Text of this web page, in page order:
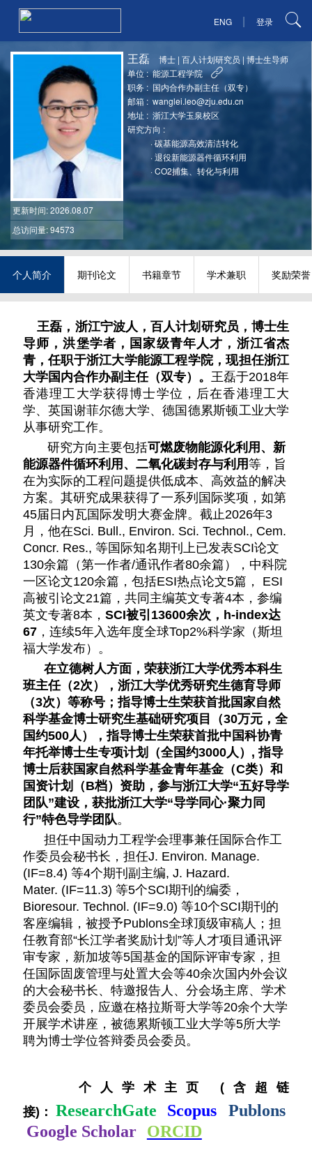
ENG | 登录
更新时间: 2026.08.07
总访问量: 94573
王磊 博士 |百人计划研究员 |博士生导师
单位 : 能源工程学院
职务 : 国内合作办副主任（双专）
邮箱 : wanglei.leo@zju.edu.cn
地址 : 浙江大学玉泉校区
研究方向 :
·碳基能源高效清洁转化
·退役新能源器件循环利用
·CO2捕集、转化与利用
个人简介 期刊论文 书籍章节 学术兼职 奖励荣誉
王磊，浙江宁波人，百人计划研究员，博士生
导师，洪堡学者，国家级青年人才，浙江省杰
青，任职于浙江大学能源工程学院，现担任浙江
大学国内合作办副主任（双专）。 王磊于2018年
香港理工大学获得博士学位，后在香港理工大
学、英国谢菲尔德大学、德国德累斯顿工业大学
从事研究工作。
研究方向主要包括可燃废物能源化利用、新
能源器件循环利用、二氧化碳封存与利用等，旨
在为实际的工程问题提供低成本、高效益的解决
方案。其研究成果获得了一系列国际奖项，如第
45届日内瓦国际发明大赛金牌。截止2026年3
月，他在Sci. Bull., Environ. Sci. Technol., Cem.
Concr. Res., 等国际知名期刊上已发表SCI论文
130余篇（第一作者/通讯作者80余篇），中科院
一区论文120余篇，包括ESI热点论文5篇， ESI
高被引论文21篇，共同主编英文专著4本，参编
英文专著8本， SCI被引13600余次，h-index达
67，连续5年入选年度全球Top2%科学家（斯坦
福大学发布）
。
在立德树人方面，荣获浙江大学优秀本科生
班主任（2次），浙江大学优秀研究生德育导师
（3次）等称号；指导博士生荣获首批国家自然
科学基金博士研究生基础研究项目（30万元，全
国约500人），指导博士生荣获首批中国科协青
年托举博士生专项计划（全国约3000人）, 指导
博士后获国家自然科学基金青年基金（C类）和
国资计划（B档）资助，参与浙江大学“五好导学
团队”建设，获批浙江大学“导学同心·聚力同
行”特色导学团队。
担任中国动力工程学会理事兼任国际合作工
作委员会秘书长，担任J. Environ. Manage.
(IF=8.4) 等4个期刊副主编, J. Hazard.
Mater. (IF=11.3) 等5个SCI期刊的编委，
Bioresour. Technol. (IF=9.0) 等10个SCI期刊的
客座编辑，被授予Publons全球顶级审稿人； 担
任教育部“长江学者奖励计划”等人才项目通讯评
审专家， 新加坡等5国基金的国际评审专家，担
任国际固废管理与处置大会等40余次国内外会议
的大会秘书长、特邀报告人、分会场主席、学术
委员会委员，应邀在格拉斯哥大学等20余个大学
开展学术讲座，被德累斯顿工业大学等5所大学
聘为博士学位答辩委员会委员。
个人学术主页 (含超链
接)： ResearchGate Scopus
Publons
Google Scholar
ORCID